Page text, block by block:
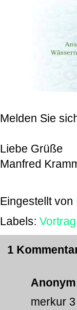
Melden Sie
Liebe Grüße
Manfred
Eingestellt von
Labels: Vortrag
1
Anonym
merkur